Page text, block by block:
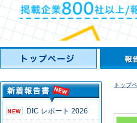
DIC レポート 2026
トップ